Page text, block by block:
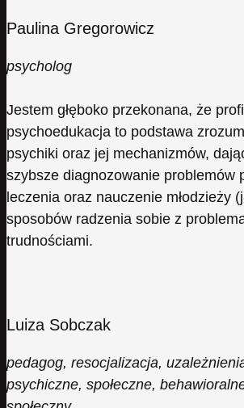
Paulina Gregorowicz
psycholog
Jestem głęboko przekonana, że
psychoedukacja to podstawa
psychiki oraz jej mechanizmów,
szybsze diagnozowanie problemów
leczenia oraz nauczenie młodzieży
sposobów radzenia sobie z
trudnościami.
Luiza Sobczak
pedagog, resocjalizacja,
psychiczne, społeczne,